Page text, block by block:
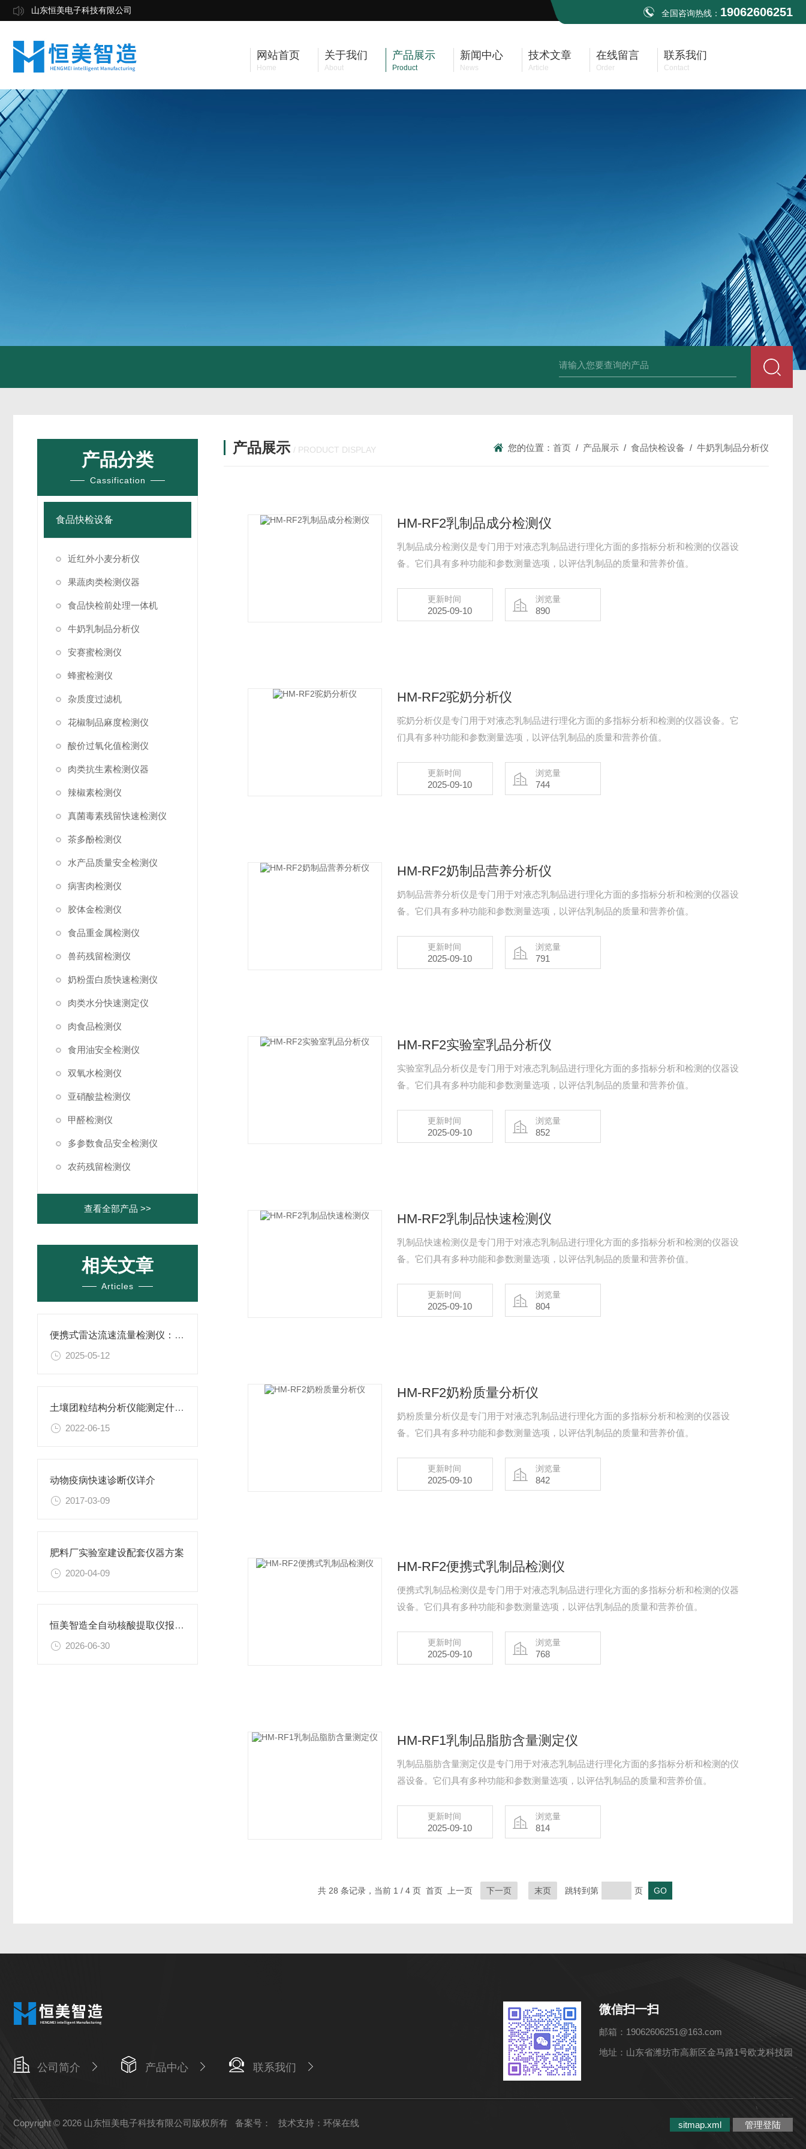
山东恒美电子科技有限公司 全国咨询热线： 19062606251
网站首页
Home
关于我们
About
产品展示
Product
新闻中心
News
技术文章
Article
在线留言
Order
联系我们
Contact
产品分类
Cassification
食品快检设备
近红外小麦分析仪
果蔬肉类检测仪器
食品快检前处理一体机
牛奶乳制品分析仪
安赛蜜检测仪
蜂蜜检测仪
杂质度过滤机
花椒制品麻度检测仪
酸价过氧化值检测仪
肉类抗生素检测仪器
辣椒素检测仪
真菌毒素残留快速检测仪
茶多酚检测仪
水产品质量安全检测仪
病害肉检测仪
胶体金检测仪
食品重金属检测仪
兽药残留检测仪
奶粉蛋白质快速检测仪
肉类水分快速测定仪
肉食品检测仪
食用油安全检测仪
双氧水检测仪
亚硝酸盐检测仪
甲醛检测仪
多参数食品安全检测仪
农药残留检测仪
查看全部产品 >>
相关文章
Articles
便携式雷达流速流量检测仪：便携性与智能化的深度融合
2025-05-12
土壤团粒结构分析仪能测定什么数据-2022土壤团粒结构怎么检测？
2022-06-15
动物疫病快速诊断仪详介
2017-03-09
肥料厂实验室建设配套仪器方案
2020-04-09
恒美智造全自动核酸提取仪报告书：核酸提取纯化仪技术深度解析
2026-06-30
产品展示 / PRODUCT DISPLAY 您的位置： 首页 / 产品展示 / 食品快检设备 / 牛奶乳制品分析仪
HM-RF2乳制品成分检测仪
乳制品成分检测仪是专门用于对液态乳制品进行理化方面的多指标分析和检测的仪器设
备。它们具有多种功能和参数测量选项，以评估乳制品的质量和营养价值。
更新时间
2025-09-10
浏览量
890
HM-RF2驼奶分析仪
驼奶分析仪是专门用于对液态乳制品进行理化方面的多指标分析和检测的仪器设备。它
们具有多种功能和参数测量选项，以评估乳制品的质量和营养价值。
更新时间
2025-09-10
浏览量
744
HM-RF2奶制品营养分析仪
奶制品营养分析仪是专门用于对液态乳制品进行理化方面的多指标分析和检测的仪器设
备。它们具有多种功能和参数测量选项，以评估乳制品的质量和营养价值。
更新时间
2025-09-10
浏览量
791
HM-RF2实验室乳品分析仪
实验室乳品分析仪是专门用于对液态乳制品进行理化方面的多指标分析和检测的仪器设
备。它们具有多种功能和参数测量选项，以评估乳制品的质量和营养价值。
更新时间
2025-09-10
浏览量
852
HM-RF2乳制品快速检测仪
乳制品快速检测仪是专门用于对液态乳制品进行理化方面的多指标分析和检测的仪器设
备。它们具有多种功能和参数测量选项，以评估乳制品的质量和营养价值。
更新时间
2025-09-10
浏览量
804
HM-RF2奶粉质量分析仪
奶粉质量分析仪是专门用于对液态乳制品进行理化方面的多指标分析和检测的仪器设
备。它们具有多种功能和参数测量选项，以评估乳制品的质量和营养价值。
更新时间
2025-09-10
浏览量
842
HM-RF2便携式乳制品检测仪
便携式乳制品检测仪是专门用于对液态乳制品进行理化方面的多指标分析和检测的仪器
设备。它们具有多种功能和参数测量选项，以评估乳制品的质量和营养价值。
更新时间
2025-09-10
浏览量
768
HM-RF1乳制品脂肪含量测定仪
乳制品脂肪含量测定仪是专门用于对液态乳制品进行理化方面的多指标分析和检测的仪
器设备。它们具有多种功能和参数测量选项，以评估乳制品的质量和营养价值。
更新时间
2025-09-10
浏览量
814
共 28 条记录，当前 1 / 4 页 首页 上一页 下一页 末页 跳转到第 页
公司简介 产品中心 联系我们
微信扫一扫
邮箱：19062606251@163.com
地址：山东省潍坊市高新区金马路1号欧龙科技园
Copyright © 2026 山东恒美电子科技有限公司版权所有 备案号： 技术支持： 环保在线 sitmap.xml 管理登陆